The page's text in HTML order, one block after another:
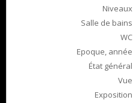
Niveaux
Salle de bains
WC
Epoque, année
État général
Vue
Exposition